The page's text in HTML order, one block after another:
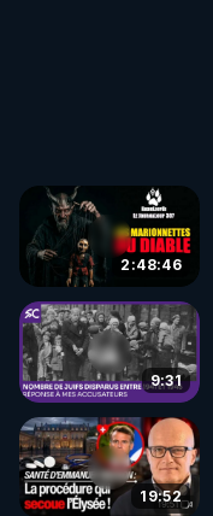
2:48:46
9:31
19:52